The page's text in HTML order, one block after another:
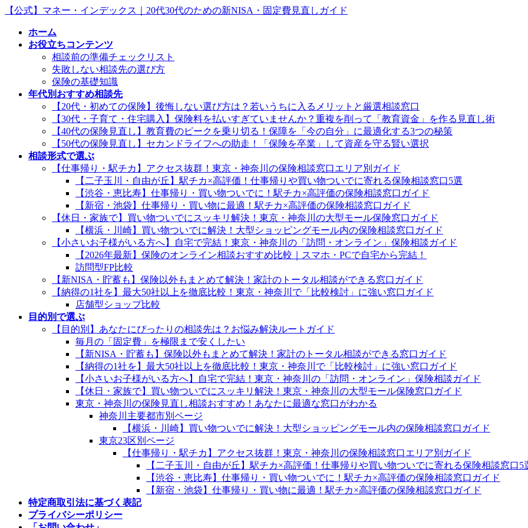
コ
ナ
【公式】マネー・インデックス｜20代30代のための新NISA・固定費見直しガイド
ホーム
お役立ちコンテンツ
相談前の準備チェックリスト
失敗しない相談先の選び方
保険の基礎知識
年代別おすすめ相談先
【20代・初めての保険】後悔しない選び方は？若いうちに入るメリットと厳選相談窓口
【30代・子育て・住宅購入】保険料を払いすぎていませんか？重複を削って「教育資金」を作る見直し術
【40代の保険見直し】教育費のピークを乗り切る！保障を「今の自分」に最適化する3つの秘策
【50代の保険見直し】セカンドライフへの助走！「保険を卒業」して資産を守る賢い選択
相談形式で選ぶ
【仕事帰り・駅チカ】アクセス抜群！東京・神奈川の保険相談窓口エリア別ガイド
【二子玉川・自由が丘】駅チカ×高評価！仕事帰りや買い物ついでに寄れる保険相談窓口5選
【渋谷・恵比寿】仕事帰り・買い物ついでに！駅チカ×高評価の保険相談窓口ガイド
【新宿・池袋】仕事帰り・買い物に最適！駅チカ×高評価の保険相談窓口ガイド
【休日・家族で】買い物ついでにスッキリ解決！東京・神奈川の大型モール保険窓口ガイド
【横浜・川崎】買い物ついでに解決！大型ショッピングモール内の保険相談窓口ガイド
【小さいお子様がいる方へ】自宅で完結！東京・神奈川の「訪問・オンライン」保険相談ガイド
【2026年最新】保険のオンライン相談おすすめ比較｜スマホ・PCで自宅から完結！
訪問型FP比較
【新NISA・貯蓄も】保険以外もまとめて解決！家計のトータル相談ができる窓口ガイド
【納得の1社を】最大50社以上を徹底比較！東京・神奈川で「比較検討」に強い窓口ガイド
店舗型ショップ比較
目的別で選ぶ
【目的別】あなたにぴったりの相談先は？お悩み解決ルートガイド
毎月の「固定費」を極限まで安くしたい
【新NISA・貯蓄も】保険以外もまとめて解決！家計のトータル相談ができる窓口ガイド
【納得の1社を】最大50社以上を徹底比較！東京・神奈川で「比較検討」に強い窓口ガイド
【小さいお子様がいる方へ】自宅で完結！東京・神奈川の「訪問・オンライン」保険相談ガイド
【休日・家族で】買い物ついでにスッキリ解決！東京・神奈川の大型モール保険窓口ガイド
東京・神奈川の保険見直し相談おすすめ！あなたに最適な窓口がわかる
神奈川主要都市別ページ
【横浜・川崎】買い物ついでに解決！大型ショッピングモール内の保険相談窓口ガイド
東京23区別ページ
【仕事帰り・駅チカ】アクセス抜群！東京・神奈川の保険相談窓口エリア別ガイド
【二子玉川・自由が丘】駅チカ×高評価！仕事帰りや買い物ついでに寄れる保険相談窓口5
【渋谷・恵比寿】仕事帰り・買い物ついでに！駅チカ×高評価の保険相談窓口ガイド
【新宿・池袋】仕事帰り・買い物に最適！駅チカ×高評価の保険相談窓口ガイド
特定商取引法に基づく表記
プライバシーポリシー